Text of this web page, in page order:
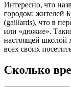
Интересно, что
городом: жителей
(gaillards), что в
или «дюжие».
настоящей школой
всех своих
Сколько